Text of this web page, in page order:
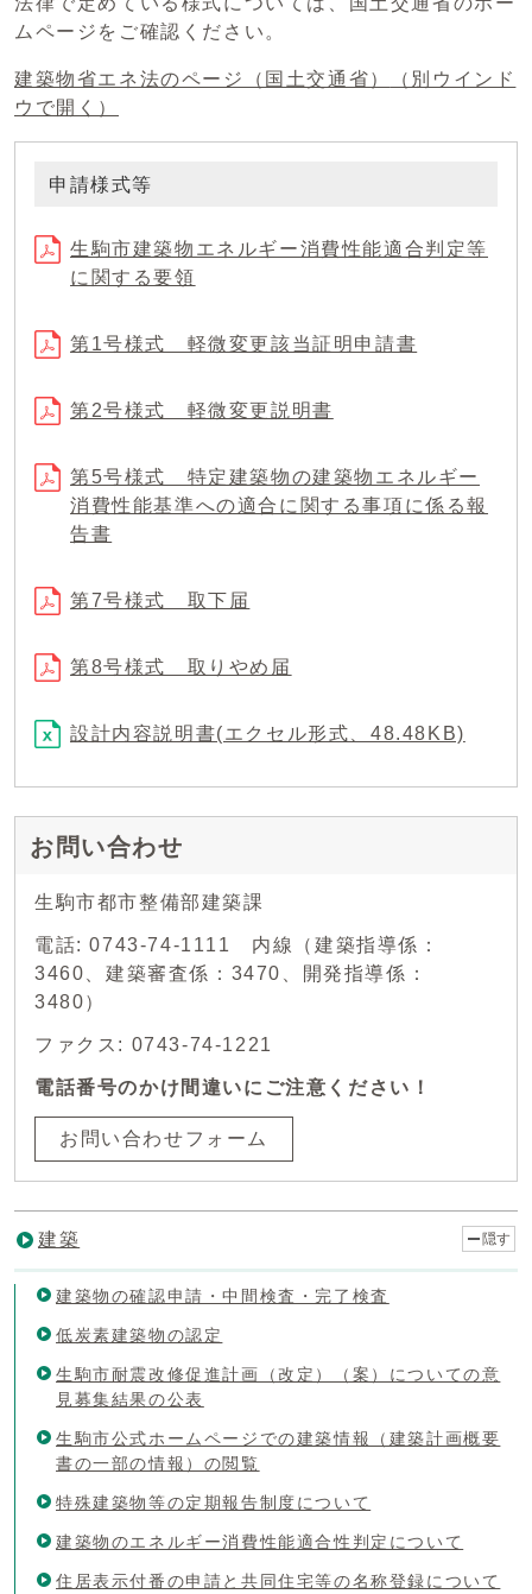
ムページをご確認ください。
建築物省エネ法のページ（国土交通省）
（別ウインド
ウで開く）
申請様式等
生駒市建築物エネルギー消費性能適合判定等
に関する要領
第1号様式 軽微変更該当証明申請書
第2号様式 軽微変更説明書
第5号様式 特定建築物の建築物エネルギー
消費性能基準への適合に関する事項に係る報
告書
第7号様式 取下届
第8号様式 取りやめ届
設計内容説明書(エクセル形式、48.48KB)
お問い合わせ
生駒市都市整備部建築課
電話: 0743-74-1111 内線（建築指導係：
3460、建築審査係：3470、開発指導係：
3480）
ファクス: 0743-74-1221
電話番号のかけ間違いにご注意ください！
お問い合わせフォーム
建築 隠す
建築物の確認申請・中間検査・完了検査
低炭素建築物の認定
生駒市耐震改修促進計画（改定）（案）についての意
見募集結果の公表
生駒市公式ホームページでの建築情報（建築計画概要
書の一部の情報）の閲覧
特殊建築物等の定期報告制度について
建築物のエネルギー消費性能適合性判定について
住居表示付番の申請と共同住宅等の名称登録について